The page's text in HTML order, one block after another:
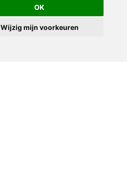
OK
Wijzig mijn voorkeuren